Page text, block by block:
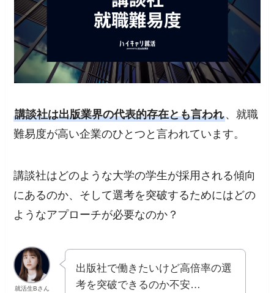
講談社は出版業界の代表的存在とも言われ、就職
難易度が高い企業のひとつと言われています。
講談社はどのような大学の学生が採用される傾向
にあるのか、そして選考を突破するためにはどの
ようなアプローチが必要なのか？
就活生Bさん
出版社で働きたいけど高倍率の選
考を突破できるのか不安…